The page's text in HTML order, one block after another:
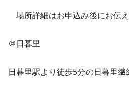
場所詳細はお申込み後にお伝え
＠日暮里
日暮里駅より徒歩5分の日暮里繊